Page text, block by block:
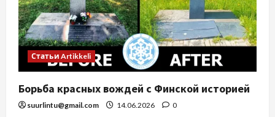
Статьи Artikkeli
Борьба красных вождей с Финской историей
suurlintu@gmail.com 14.06.2026 0